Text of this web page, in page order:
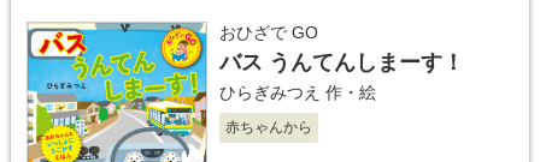
おひざで GO
バス うんてんしまーす！
ひらぎみつえ 作・絵
赤ちゃんから